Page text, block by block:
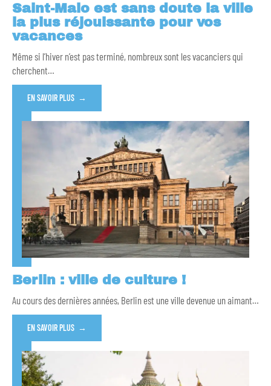
Saint-Malo est sans doute la ville
la plus réjouissante pour vos
vacances
Même si l’hiver n’est pas terminé, nombreux sont les vacanciers qui
cherchent…
EN SAVOIR PLUS
Berlin : ville de culture !
Au cours des dernières années, Berlin est une ville devenue un aimant…
EN SAVOIR PLUS